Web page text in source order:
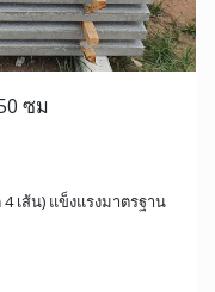
ซม
เส้น) แข็งแรงมาตรฐาน